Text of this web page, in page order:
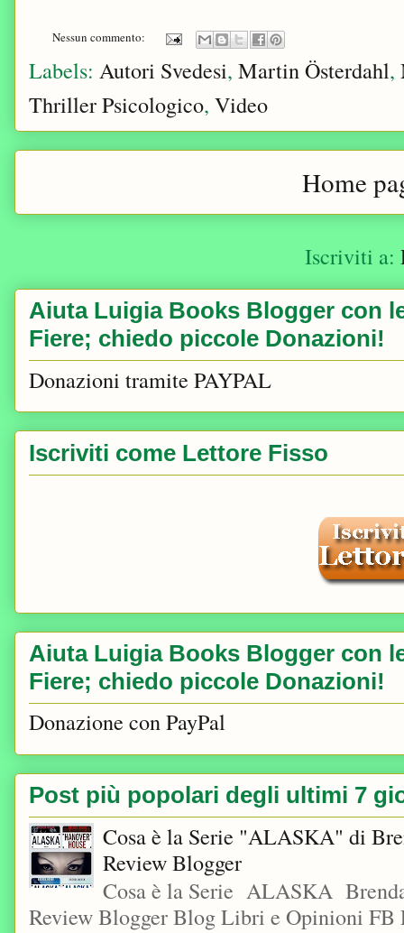
Nessun commento:
Labels: Autori Svedesi, Martin Österdahl,
Thriller Psicologico, Video
Home
Iscriviti a:
Aiuta Luigia Books Blogger con
Fiere; chiedo piccole Donazioni!
Donazioni tramite PAYPAL
Iscriviti come Lettore Fisso
Aiuta Luigia Books Blogger con
Fiere; chiedo piccole Donazioni!
Donazione con PayPal
Post più popolari degli ultimi 7
Cosa è la Serie "ALASKA" di
Review Blogger
Cosa è la Serie ALASKA
Review Blogger Blog Libri e Opinioni